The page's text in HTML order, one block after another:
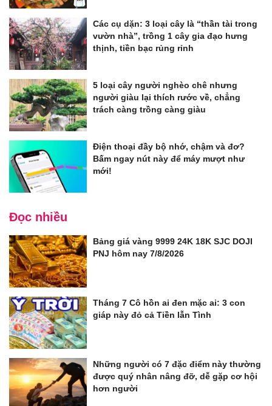
Các cụ dặn: 3 loại cây là “thần tài trong
vườn nhà”, trồng 1 cây gia đạo hưng
thịnh, tiền bạc rủng rỉnh
5 loại cây người nghèo chê nhưng
người giàu lại thích rước về, chẳng
trách càng trồng càng giàu
Điện thoại đầy bộ nhớ, chậm và đơ?
Bấm ngay nút này để máy mượt như
mới!
Đọc nhiều
Bảng giá vàng 9999 24K 18K SJC DOJI
PNJ hôm nay 7/8/2026
Tháng 7 Cô hồn ai đen mặc ai: 3 con
giáp này đỏ cả Tiền lẫn Tình
Những người có 7 đặc điểm này thường
được quý nhân nâng đỡ, dễ gặp cơ hội
hơn người